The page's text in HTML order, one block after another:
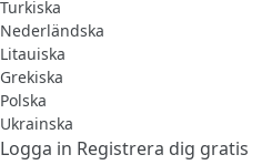
Turkiska
Nederländska
Litauiska
Grekiska
Polska
Ukrainska
Logga in Registrera dig gratis